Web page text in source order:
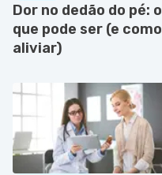
Dor no dedão do pé: o
que pode ser (e como
aliviar)